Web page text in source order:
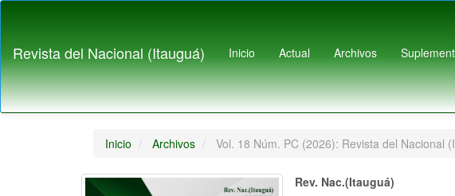
principal
Barra
lateral
Revista del Nacional (Itauguá) Inicio Actual Archivos
Inicio Archivos Vol. 18 Núm. PC (2026): Revista del Nacional
Rev. Nac.(Itauguá)